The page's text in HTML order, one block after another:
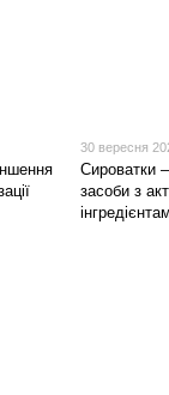
30 вересня
Сироватки
засоби з